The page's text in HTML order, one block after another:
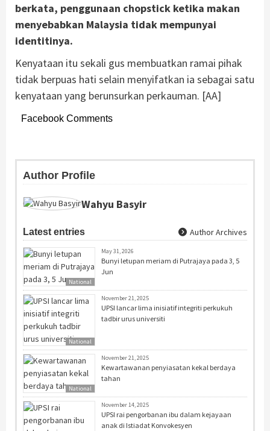
berkata, penggunaan chopstick ketika makan
menyebabkan Malaysia tidak mempunyai
identitinya.
Kenyataan itu sekali gus membuatkan ramai pihak
tidak berpuas hati selain menyifatkan ia sebagai satu
kenyataan yang berunsurkan perkauman. [AA]
Facebook Comments
Author Profile
Wahyu Basyir
Latest entries Author Archives
National
May 31, 2026
Bunyi letupan meriam di Putrajaya pada 3, 5
Jun
National
November 21, 2025
UPSI lancar lima inisiatif integriti perkukuh
tadbir urus universiti
National
November 21, 2025
Kewartawanan penyiasatan kekal berdaya
tahan
November 14, 2025
UPSI rai pengorbanan ibu dalam kejayaan
anak di Istiadat Konvokesyen